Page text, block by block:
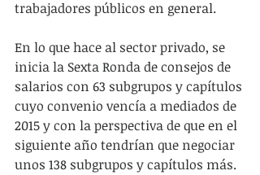
trabajadores públicos en general.
En lo que hace al sector privado, se
inicia la Sexta Ronda de consejos de
salarios con 63 subgrupos y capítulos
cuyo convenio vencía a mediados de
2015 y con la perspectiva de que en el
siguiente año tendrían que negociar
unos 138 subgrupos y capítulos más.